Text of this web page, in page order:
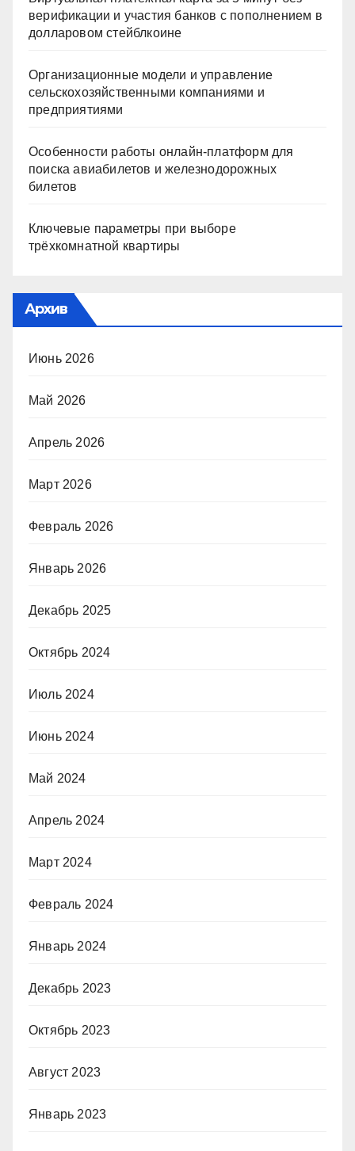
верификации и участия банков с пополнением в
долларовом стейблкоине
Организационные модели и управление
сельскохозяйственными компаниями и
предприятиями
Особенности работы онлайн-платформ для
поиска авиабилетов и железнодорожных
билетов
Ключевые параметры при выборе
трёхкомнатной квартиры
Архив
Июнь 2026
Май 2026
Апрель 2026
Март 2026
Февраль 2026
Январь 2026
Декабрь 2025
Октябрь 2024
Июль 2024
Июнь 2024
Май 2024
Апрель 2024
Март 2024
Февраль 2024
Январь 2024
Декабрь 2023
Октябрь 2023
Август 2023
Январь 2023